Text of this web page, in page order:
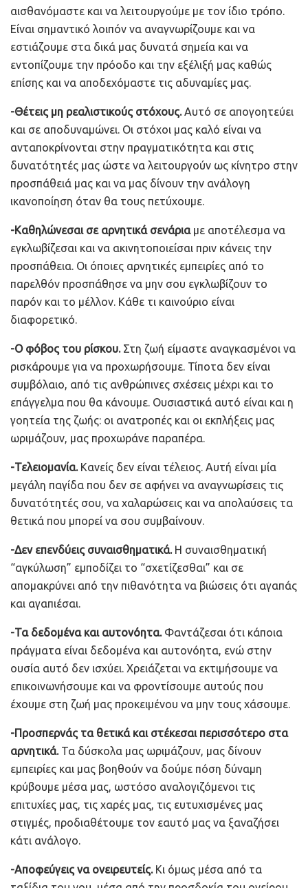
αισθανόμαστε και να λειτουργούμε με τον ίδιο τρόπο.
Είναι σημαντικό λοιπόν να αναγνωρίζουμε και να
εστιάζουμε στα δικά μας δυνατά σημεία και να
εντοπίζουμε την πρόοδο και την εξέλιξή μας καθώς
επίσης και να αποδεχόμαστε τις αδυναμίες μας.
-Θέτεις μη ρεαλιστικούς στόχους.Αυτό σε απογοητεύει
και σε αποδυναμώνει. Οι στόχοι μας καλό είναι να
ανταποκρίνονται στην πραγματικότητα και στις
δυνατότητές μας ώστε να λειτουργούν ως κίνητρο στην
προσπάθειά μας και να μας δίνουν την ανάλογη
ικανοποίηση όταν θα τους πετύχουμε.
-Καθηλώνεσαι σε αρνητικά σενάριαμε αποτέλεσμα να
εγκλωβίζεσαι και να ακινητοποιείσαι πριν κάνεις την
προσπάθεια. Οι όποιες αρνητικές εμπειρίες από το
παρελθόν προσπάθησε να μην σου εγκλωβίζουν το
παρόν και το μέλλον. Κάθε τι καινούριο είναι
διαφορετικό.
-Ο φόβος του ρίσκου.Στη ζωή είμαστε αναγκασμένοι να
ρισκάρουμε για να προχωρήσουμε. Τίποτα δεν είναι
συμβόλαιο, από τις ανθρώπινες σχέσεις μέχρι και το
επάγγελμα που θα κάνουμε. Ουσιαστικά αυτό είναι και η
γοητεία της ζωής: οι ανατροπές και οι εκπλήξεις μας
ωριμάζουν, μας προχωράνε παραπέρα.
-Τελειομανία.Κανείς δεν είναι τέλειος. Αυτή είναι μία
μεγάλη παγίδα που δεν σε αφήνει να αναγνωρίσεις τις
δυνατότητές σου, να χαλαρώσεις και να απολαύσεις τα
θετικά που μπορεί να σου συμβαίνουν.
-Δεν επενδύεις συναισθηματικά.Η συναισθηματική
“αγκύλωση” εμποδίζει το “σχετίζεσθαι” και σε
απομακρύνει από την πιθανότητα να βιώσεις ότι αγαπάς
και αγαπιέσαι.
-Τα δεδομένα και αυτονόητα.Φαντάζεσαι ότι κάποια
πράγματα είναι δεδομένα και αυτονόητα, ενώ στην
ουσία αυτό δεν ισχύει. Χρειάζεται να εκτιμήσουμε να
επικοινωνήσουμε και να φροντίσουμε αυτούς που
έχουμε στη ζωή μας προκειμένου να μην τους χάσουμε.
-Προσπερνάς τα θετικά και στέκεσαι περισσότερο στα
αρνητικά.Τα δύσκολα μας ωριμάζουν, μας δίνουν
εμπειρίες και μας βοηθούν να δούμε πόση δύναμη
κρύβουμε μέσα μας, ωστόσο αναλογιζόμενοι τις
επιτυχίες μας, τις χαρές μας, τις ευτυχισμένες μας
στιγμές, προδιαθέτουμε τον εαυτό μας να ξαναζήσει
κάτι ανάλογο.
-Αποφεύγεις να ονειρευτείς.Κι όμως μέσα από τα